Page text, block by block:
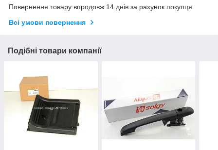
Повернення товару впродовж 14 днів за рахунок покупця
Всі умови повернення
Подібні товари компанії